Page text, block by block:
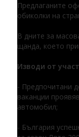
Предлаганите
обиколки на
В дните за
щанда, което
Изводи от
- Предпочитани
ваканции
автомобил;
- България